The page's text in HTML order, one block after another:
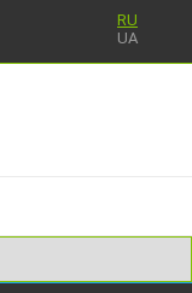
RU
UA